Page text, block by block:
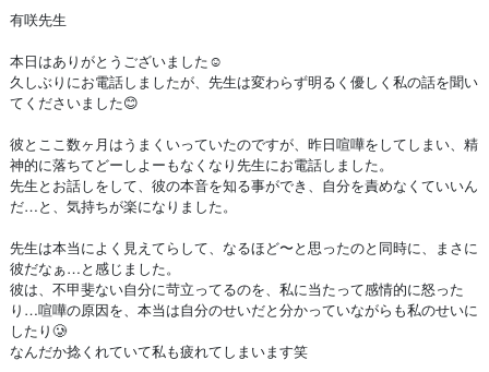
有咲先生
本日はありがとうございました☺️
久しぶりにお電話しましたが、先生は変わらず明るく優しく私の話を聞い
てくださいました😊
彼とここ数ヶ月はうまくいっていたのですが、昨日喧嘩をしてしまい、精
神的に落ちてどーしよーもなくなり先生にお電話しました。
先生とお話しをして、彼の本音を知る事ができ、自分を責めなくていいん
だ…と、気持ちが楽になりました。
先生は本当によく見えてらして、なるほど〜と思ったのと同時に、まさに
彼だなぁ…と感じました。
彼は、不甲斐ない自分に苛立ってるのを、私に当たって感情的に怒った
り…喧嘩の原因を、本当は自分のせいだと分かっていながらも私のせいに
したり🥲
なんだか捻くれていて私も疲れてしまいます笑